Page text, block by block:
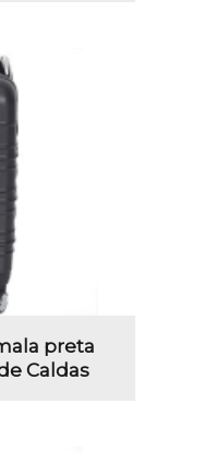
preta
Caldas